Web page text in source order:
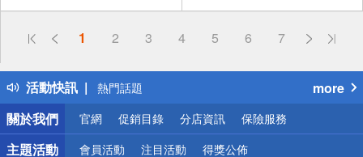
1 2 3 4 5 6 7
活動快訊
偏遠地區配送
得獎公告
熱門話題
銀行優惠
偏遠地區配送
詐騙網頁！請小心！
more
關於我們
官網 促銷目錄 分店資訊 保險服務
主題活動 會員活動 注目活動 得獎公佈